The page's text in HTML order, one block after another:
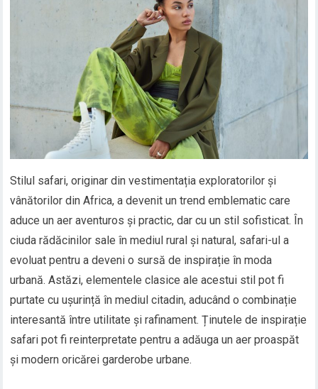
Stilul safari, originar din vestimentația exploratorilor și
vânătorilor din Africa, a devenit un trend emblematic care
aduce un aer aventuros și practic, dar cu un stil sofisticat. În
ciuda rădăcinilor sale în mediul rural și natural, safari-ul a
evoluat pentru a deveni o sursă de inspirație în moda
urbană. Astăzi, elementele clasice ale acestui stil pot fi
purtate cu ușurință în mediul citadin, aducând o combinație
interesantă între utilitate și rafinament. Ținutele de inspirație
safari pot fi reinterpretate pentru a adăuga un aer proaspăt
și modern oricărei garderobe urbane.